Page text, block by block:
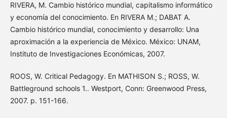
RIVERA, M. Cambio histórico mundial, capitalismo informático
y economía del conocimiento. En RIVERA M.; DABAT A.
Cambio histórico mundial, conocimiento y desarrollo: Una
aproximación a la experiencia de México. México: UNAM,
Instituto de Investigaciones Económicas, 2007.
ROOS, W. Critical Pedagogy. En MATHISON S.; ROSS, W.
Battleground schools 1.. Westport, Conn: Greenwood Press,
2007. p. 151-166.